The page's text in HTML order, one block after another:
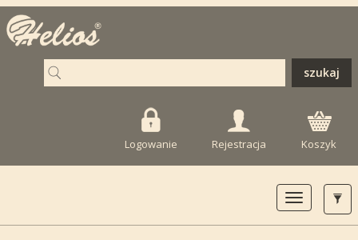
Logowanie Rejestracja Koszyk
Toggle
navigation